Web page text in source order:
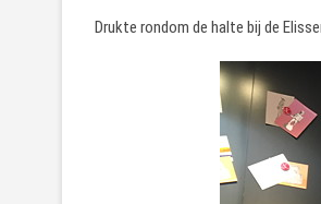
Drukte rondom de halte bij de